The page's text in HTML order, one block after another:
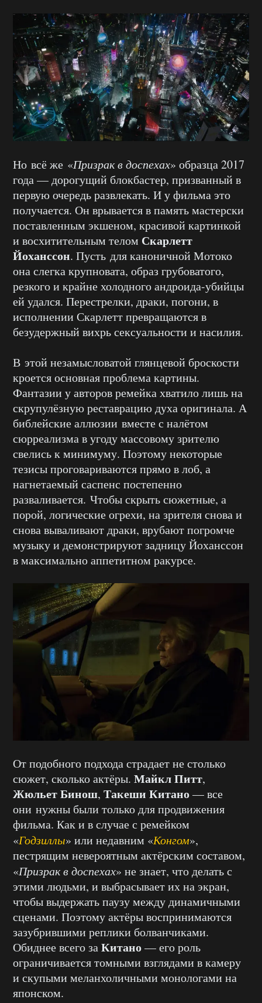
Но всё же «Призрак в доспехах» образца 2017
года — дорогущий блокбастер, призванный в
первую очередь развлекать. И у фильма это
получается. Он врывается в память мастерски
поставленным экшеном, красивой картинкой
и восхитительным телом Скарлетт
Йоханссон. Пусть для каноничной Мотоко
она слегка крупновата, образ грубоватого,
резкого и крайне холодного андроида-убийцы
ей удался. Перестрелки, драки, погони, в
исполнении Скарлетт превращаются в
безудержный вихрь сексуальности и насилия.
В этой незамысловатой глянцевой броскости
кроется основная проблема картины.
Фантазии у авторов ремейка хватило лишь на
скрупулёзную реставрацию духа оригинала. А
библейские аллюзии вместе с налётом
сюрреализма в угоду массовому зрителю
свелись к минимуму. Поэтому некоторые
тезисы проговариваются прямо в лоб, а
нагнетаемый саспенс постепенно
разваливается. Чтобы скрыть сюжетные, а
порой, логические огрехи, на зрителя снова и
снова вываливают драки, врубают погромче
музыку и демонстрируют задницу Йоханссон
в максимально аппетитном ракурсе.
От подобного подхода страдает не столько
сюжет, сколько актёры. Майкл Питт,
Жюльет Бинош, Такеши Китано— все
они нужны были только для продвижения
фильма. Как и в случае с ремейком
«Годзиллы» или недавним «Конгом»,
пестрящим невероятным актёрским составом,
«Призрак в доспехах» не знает, что делать с
этими людьми, и выбрасывает их на экран,
чтобы выдержать паузу между динамичными
сценами. Поэтому актёры воспринимаются
зазубрившими реплики болванчиками.
Обиднее всего заКитано— его роль
ограничивается томными взглядами в камеру
и скупыми меланхоличными монологами на
японском.